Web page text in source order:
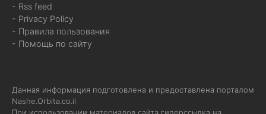
- Rss feed
- Privacy Policy
- Правила пользования
- Помощь по сайту
Данная информация подготовлена и предоставлена порталом
Nashe.Orbita.co.il
При использовании материалов сайта гиперссылка на